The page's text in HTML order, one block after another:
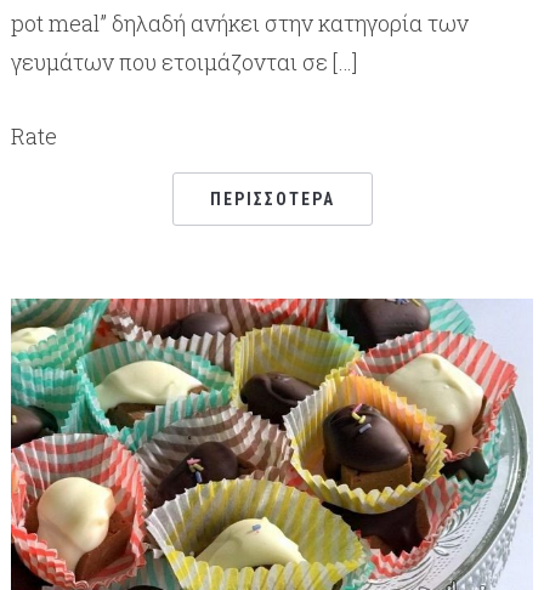
pot meal” δηλαδή ανήκει στην κατηγορία των
γευμάτων που ετοιμάζονται σε […]
Rate
ΠΕΡΙΣΣΌΤΕΡΑ